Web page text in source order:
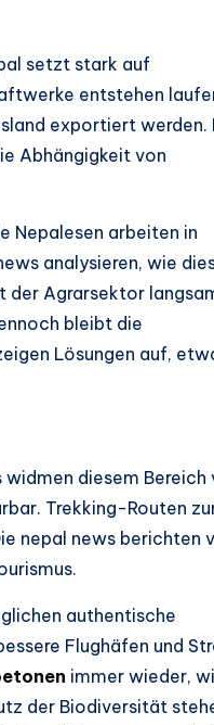
setzt stark auf
entstehen
exportiert werden.
Abhängigkeit von
Nepalesen arbeiten in
analysieren, wie
der Agrarsektor
bleibt die
Lösungen auf,
diesem Bereich
Trekking-Routen
nepal news berichten
authentische
Flughäfen und
immer wieder,
der Biodiversität